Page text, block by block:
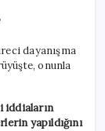
dayanışma
onunla
iddiaların
yapıldığını